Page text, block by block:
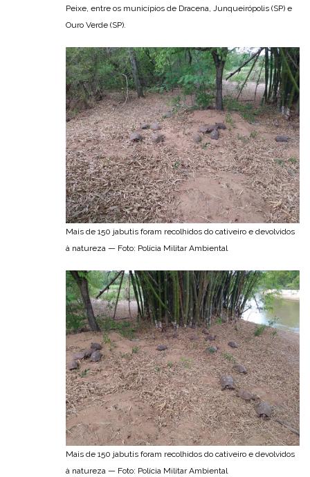
Peixe, entre os municípios de Dracena, Junqueirópolis (SP) e
Ouro Verde (SP).
Mais de 150 jabutis foram recolhidos do cativeiro e devolvidos
à natureza — Foto: Polícia Militar Ambiental
Mais de 150 jabutis foram recolhidos do cativeiro e devolvidos
à natureza — Foto: Polícia Militar Ambiental